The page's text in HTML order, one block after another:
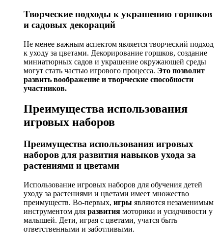
Творческие подходы к украшению горшков
и садовых декораций
Не менее важным аспектом является творческий подход
к уходу за цветами. Декорирование горшков, создание
миниатюрных садов и украшение окружающей среды
могут стать частью игрового процесса. Это позволит
развить воображение и творческие способности
участников.
Преимущества использования
игровых наборов
Преимущества использования игровых
наборов для развития навыков ухода за
растениями и цветами
Использование игровых наборов для обучения детей
уходу за растениями и цветами имеет множество
преимуществ. Во-первых, игры являются незаменимым
инструментом для развития моторики и усидчивости у
малышей. Дети, играя с цветами, учатся быть
ответственными и заботливыми.